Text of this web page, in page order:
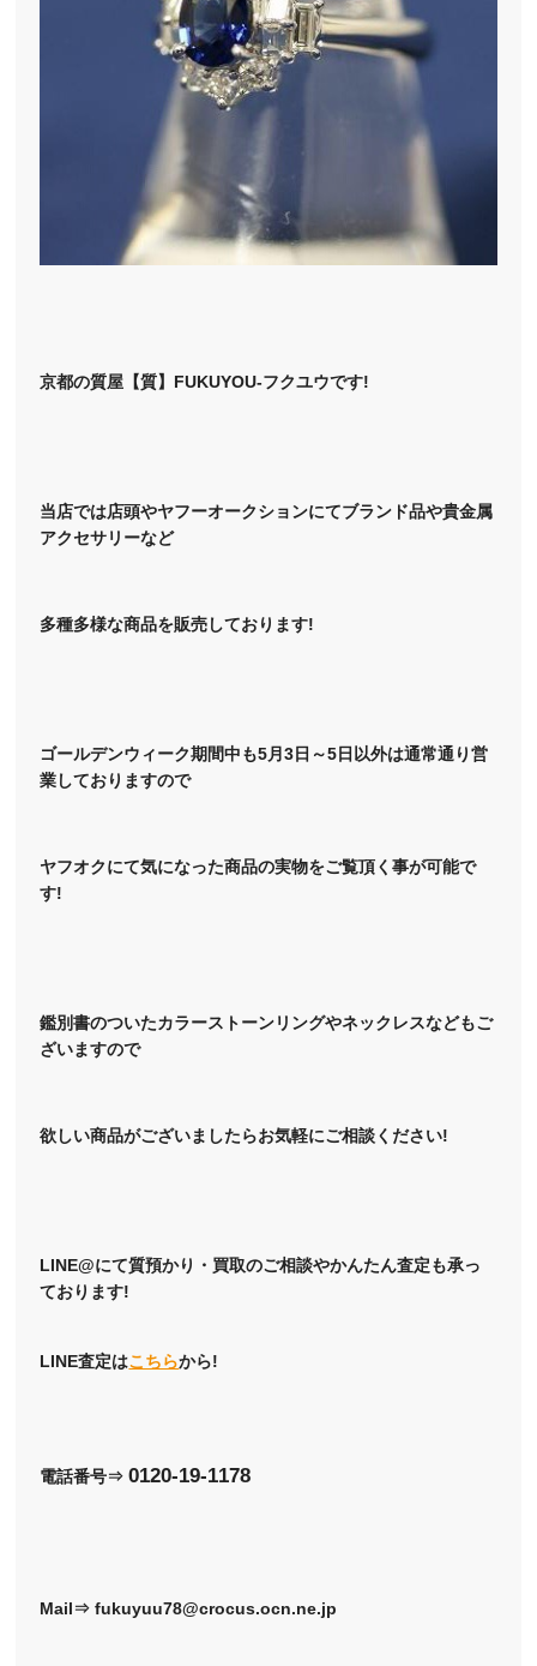
京都の質屋【質】FUKUYOU-フクユウです!
当店では店頭やヤフーオークションにてブランド品や貴金属
アクセサリーなど
多種多様な商品を販売しております!
ゴールデンウィーク期間中も5月3日～5日以外は通常通り営
業しておりますので
ヤフオクにて気になった商品の実物をご覧頂く事が可能で
す!
鑑別書のついたカラーストーンリングやネックレスなどもご
ざいますので
欲しい商品がございましたらお気軽にご相談ください!
LINE@にて質預かり・買取のご相談やかんたん査定も承っ
ております!
LINE査定はこちらから!
電話番号⇒0120-19-1178
Mail⇒ fukuyuu78@crocus.ocn.ne.jp